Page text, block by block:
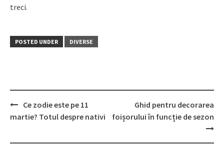
treci.
POSTED UNDER DIVERSE
Post
navigation
Ce zodie este pe 11
martie? Totul despre nativi
Ghid pentru decorarea
foișorului în funcție de sezon